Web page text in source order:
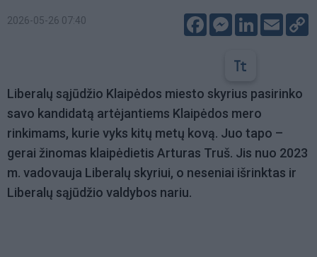
2026-05-26 07:40 FacebookMessenger
LinkedIn
Email
Liberalų sąjūdžio Klaipėdos miesto skyrius pasirinko
savo kandidatą artėjantiems Klaipėdos mero
rinkimams, kurie vyks kitų metų kovą. Juo tapo –
gerai žinomas klaipėdietis Arturas Truš. Jis nuo 2023
m. vadovauja Liberalų skyriui, o neseniai išrinktas ir
Liberalų sąjūdžio valdybos nariu.